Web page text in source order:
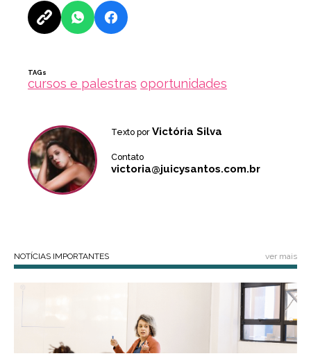
TAGs
cursos e palestras oportunidades
Texto por Victória Silva
Contato
victoria@juicysantos.com.br
NOTÍCIAS IMPORTANTES ver mais